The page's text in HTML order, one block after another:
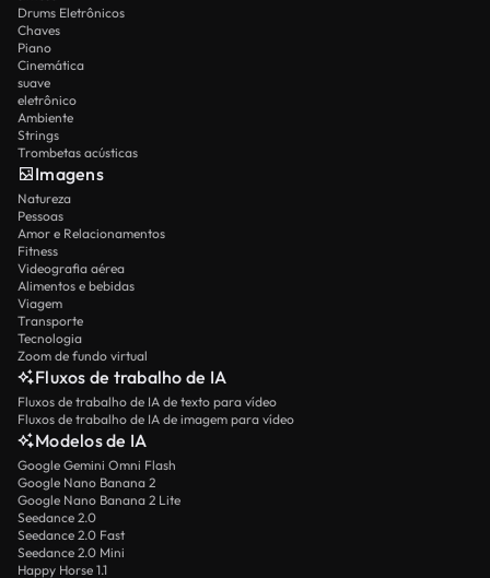
Drums Eletrônicos
Chaves
Piano
Cinemática
suave
eletrônico
Ambiente
Strings
Trombetas acústicas
Imagens
Natureza
Pessoas
Amor e Relacionamentos
Fitness
Videografia aérea
Alimentos e bebidas
Viagem
Transporte
Tecnologia
Zoom de fundo virtual
Fluxos de trabalho de IA
Fluxos de trabalho de IA de texto para vídeo
Fluxos de trabalho de IA de imagem para vídeo
Modelos de IA
Google Gemini Omni Flash
Google Nano Banana 2
Google Nano Banana 2 Lite
Seedance 2.0
Seedance 2.0 Fast
Seedance 2.0 Mini
Happy Horse 1.1